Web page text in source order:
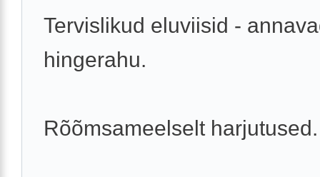
Tervislikud eluviisid -
hingerahu.
Rõõmsameelselt harjutused.